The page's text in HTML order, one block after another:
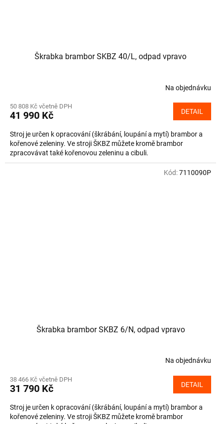
Škrabka brambor SKBZ 40/L, odpad vpravo
Na objednávku
50 808 Kč včetně DPH
41 990 Kč DETAIL
Stroj je určen k opracování (škrábání, loupání a mytí) brambor a
kořenové zeleniny. Ve stroji ŠKBZ můžete kromě brambor
zpracovávat také kořenovou zeleninu a cibuli.
Škrabka brambor SKBZ 6/N, odpad vpravo
Na objednávku
38 466 Kč včetně DPH
31 790 Kč DETAIL
Stroj je určen k opracování (škrábání, loupání a mytí) brambor a
kořenové zeleniny. Ve stroji ŠKBZ můžete kromě brambor
Kód:7110090P